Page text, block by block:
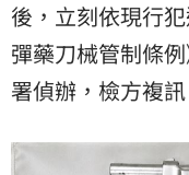
後，立刻依現行
彈藥刀械管制條
署偵辦，檢方複